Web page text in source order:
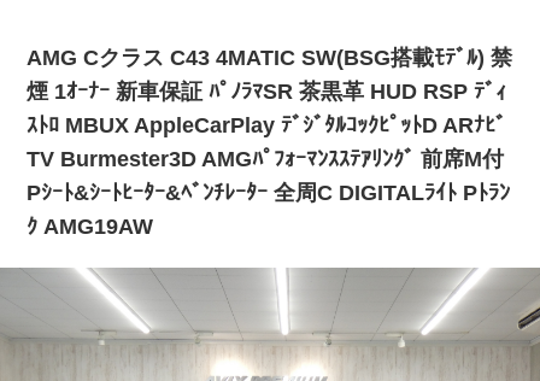
AMG Cクラス C43 4MATIC SW(BSG搭載ﾓﾃﾞﾙ) 禁
煙 1ｵｰﾅｰ 新車保証 ﾊﾟﾉﾗﾏSR 茶黒革 HUD RSP ﾃﾞｨ
ｽﾄﾛ MBUX AppleCarPlay ﾃﾞｼﾞﾀﾙｺｯｸﾋﾟｯﾄD ARﾅﾋﾞ
TV Burmester3D AMGﾊﾟﾌｫｰﾏﾝｽｽﾃｱﾘﾝｸﾞ 前席M付
Pｼｰﾄ&ｼｰﾄﾋｰﾀｰ&ﾍﾞﾝﾁﾚｰﾀｰ 全周C DIGITALﾗｲﾄ Pﾄﾗﾝ
ｸ AMG19AW